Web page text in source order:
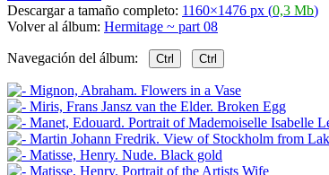
Descargar a tamaño completo: 1160×1476 px (0,3 Mb)
Volver al álbum: Hermitage ~ part 08
Navegación del álbum: Ctrl Ctrl